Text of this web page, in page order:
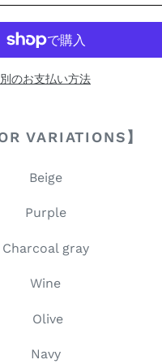
別のお支払い方法
VARIATIONS】
Beige
Purple
Charcoal gray
Wine
Olive
Navy